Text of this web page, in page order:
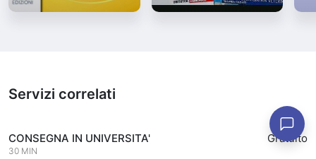
Servizi correlati
CONSEGNA IN UNIVERSITA'
30 MIN
Gratuito